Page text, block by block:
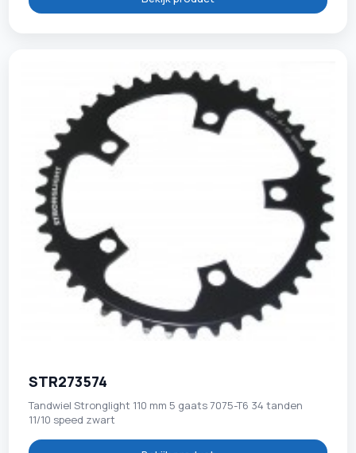
STR273574
Tandwiel Stronglight 110 mm 5 gaats 7075-T6 34 tanden
11/10 speed zwart